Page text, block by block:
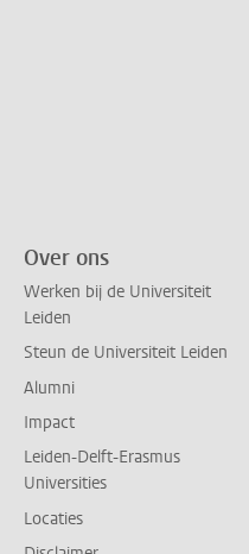
Over ons
Werken bij de Universiteit
Leiden
Steun de Universiteit Leiden
Alumni
Impact
Leiden-Delft-Erasmus
Universities
Locaties